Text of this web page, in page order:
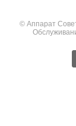
© Аппарат